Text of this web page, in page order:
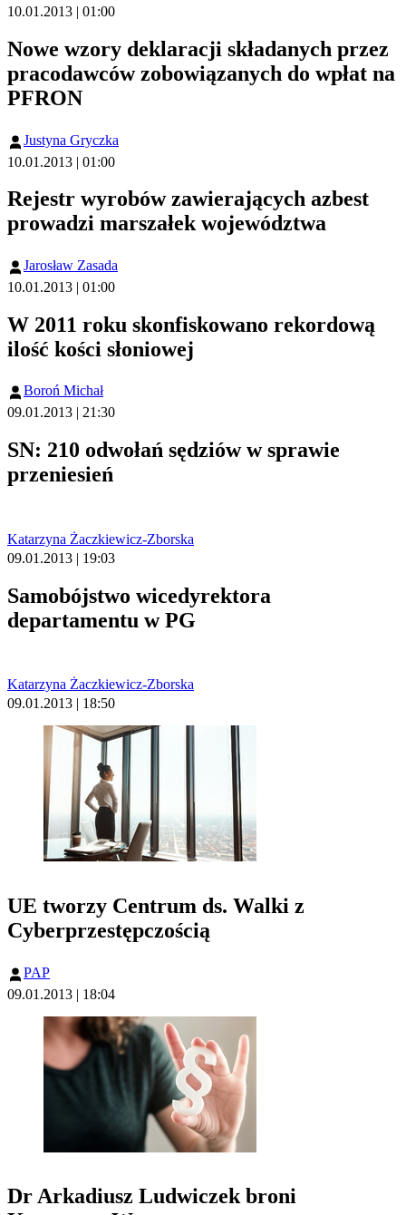
10.01.2013 | 01:00
Nowe wzory deklaracji składanych przez
pracodawców zobowiązanych do wpłat na
PFRON
Justyna Gryczka
10.01.2013 | 01:00
Rejestr wyrobów zawierających azbest
prowadzi marszałek województwa
Jarosław Zasada
10.01.2013 | 01:00
W 2011 roku skonfiskowano rekordową
ilość kości słoniowej
Boroń Michał
09.01.2013 | 21:30
SN: 210 odwołań sędziów w sprawie
przeniesień
Katarzyna Żaczkiewicz-Zborska
09.01.2013 | 19:03
Samobójstwo wicedyrektora
departamentu w PG
Katarzyna Żaczkiewicz-Zborska
09.01.2013 | 18:50
UE tworzy Centrum ds. Walki z
Cyberprzestępczością
PAP
09.01.2013 | 18:04
Dr Arkadiusz Ludwiczek broni